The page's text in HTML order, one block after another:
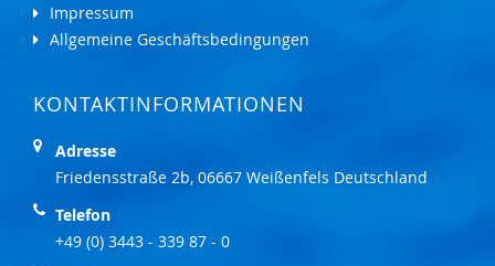
Impressum
Allgemeine Geschäftsbedingungen
KONTAKTINFORMATIONEN
Adresse
Friedensstraße 2b, 06667 Weißenfels Deutschland
Telefon
+49 (0) 3443 - 339 87 - 0